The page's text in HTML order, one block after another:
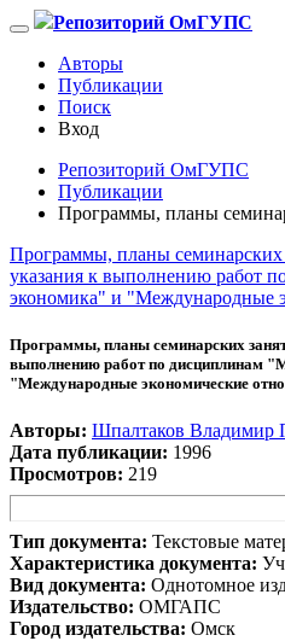
Репозиторий ОмГУПС
Авторы
Публикации
Поиск
Вход
Репозиторий ОмГУПС
Публикации
Программы, планы
Программы, планы семинарских
указания к выполнению работ
экономика" и "Международные
Программы, планы семинарских
выполнению работ по дисциплинам
"Международные экономические
Авторы: Шпалтаков Владимир
Дата публикации: 1996
Просмотров: 219
Тип документа: Текстовые
Характеристика документа:
Вид документа: Однотомное
Издательство: ОМГАПС
Город издательства: Омск